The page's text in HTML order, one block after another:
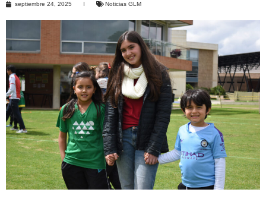
septiembre 24, 2025 Noticias GLM